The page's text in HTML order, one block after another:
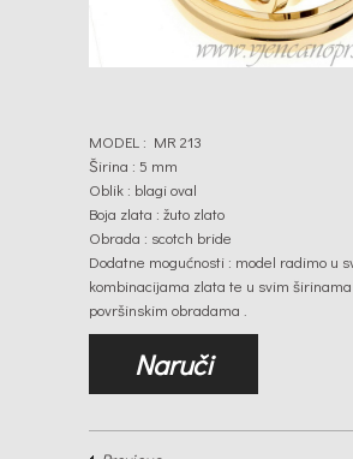
MODEL : MR 213
Širina : 5 mm
Oblik : blagi oval
Boja zlata : žuto zlato
Obrada : scotch bride
Dodatne mogućnosti : model radimo u
kombinacijama zlata te u svim
površinskim obradama .
Naruči